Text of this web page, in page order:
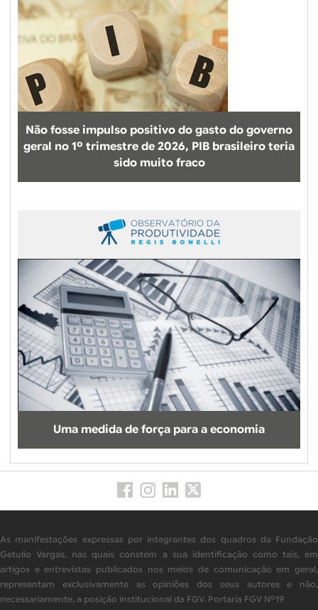
Não fosse impulso positivo do gasto do governo
geral no 1º trimestre de 2026, PIB brasileiro teria
sido muito fraco
Uma medida de força para a economia
As manifestações expressas por integrantes dos quadros da Fundação
Getulio Vargas, nas quais constem a sua identificação como tais, em
artigos e entrevistas publicados nos meios de comunicação em geral,
representam exclusivamente as opiniões dos seus autores e não,
necessariamente, a posição institucional da FGV. Portaria FGV Nº19